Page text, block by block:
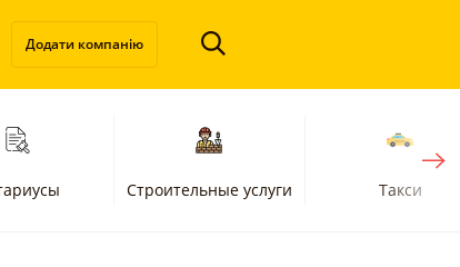
Додати компанію
Строительные услуги Такси